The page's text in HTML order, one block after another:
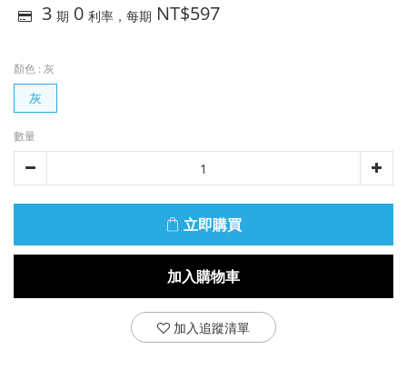
3 期 0 利率，每期 NT$597
顏色 : 灰
灰
數量
加入購物車
立即購買
加入追蹤清單